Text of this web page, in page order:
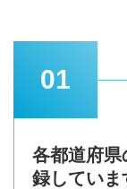
各都道府県
録していま
01